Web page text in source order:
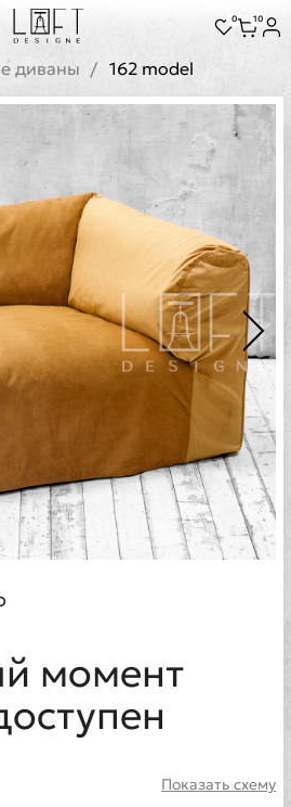
0 10
диваны 162 model
момент
Показать схему